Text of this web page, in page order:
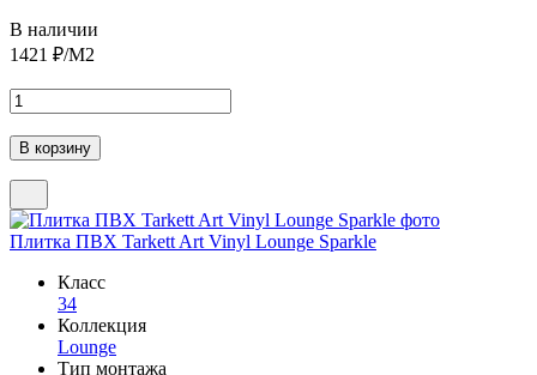
В наличии
1421 ₽/М2
Плитка ПВХ Tarkett Art Vinyl Lounge Sparkle
Класс
34
Коллекция
Lounge
Тип монтажа